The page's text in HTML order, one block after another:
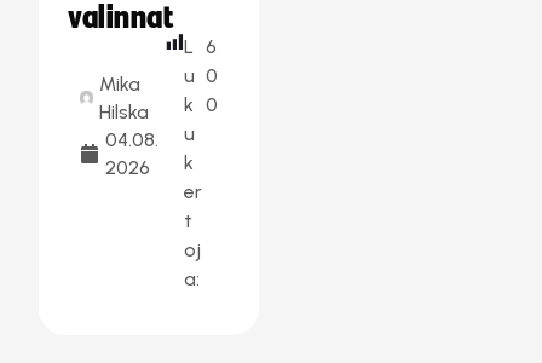
valinnat
Mika
Hilska
04.08.
2026
L
u
k
u
k
er
t
oj
a:
6
0
0